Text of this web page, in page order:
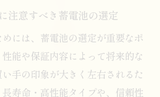
注意すべき蓄電池の選定
には、蓄電池の選定が重要なポ
能や保証内容によって将来的な
手の印象が大きく左右されるた
寿命・高性能タイプや、信頼性